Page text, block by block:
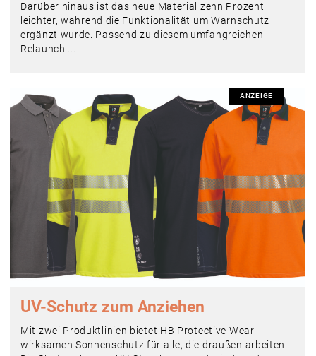
Darüber hinaus ist das neue Material zehn Prozent
leichter, während die Funktionalität um Warnschutz
ergänzt wurde. Passend zu diesem umfangreichen
Relaunch ...
ANZEIGE
UV-Schutz zum Anziehen
Mit zwei Produktlinien bietet HB Protective Wear
wirksamen Sonnenschutz für alle, die draußen arbeiten.